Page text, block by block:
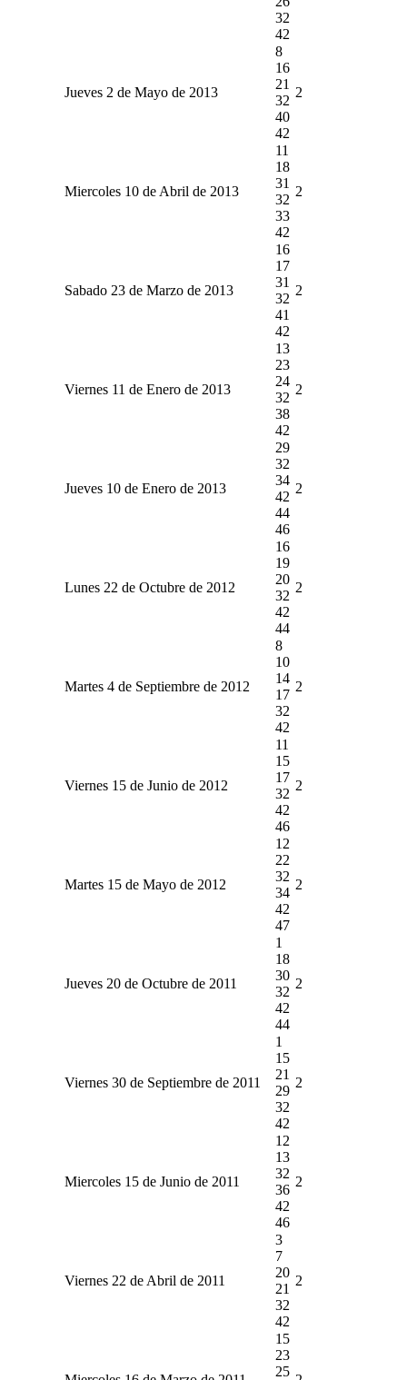
32
42
Jueves 2 de Mayo de 2013
8
16
21
32
40
42
2
Miercoles 10 de Abril de 2013
11
18
31
32
33
42
2
Sabado 23 de Marzo de 2013
16
17
31
32
41
42
2
Viernes 11 de Enero de 2013
13
23
24
32
38
42
2
Jueves 10 de Enero de 2013
29
32
34
42
44
46
2
Lunes 22 de Octubre de 2012
16
19
20
32
42
44
2
Martes 4 de Septiembre de 2012
8
10
14
17
32
42
2
Viernes 15 de Junio de 2012
11
15
17
32
42
46
2
Martes 15 de Mayo de 2012
12
22
32
34
42
47
2
Jueves 20 de Octubre de 2011
1
18
30
32
42
44
2
Viernes 30 de Septiembre de 2011
1
15
21
29
32
42
2
Miercoles 15 de Junio de 2011
12
13
32
36
42
46
2
Viernes 22 de Abril de 2011
3
7
20
21
32
42
2
15
23
25